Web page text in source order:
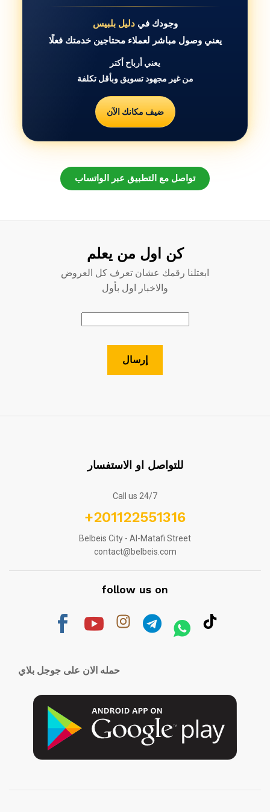
وجودك فيدليل بلبيس
يعني وصول مباشر لعملاء محتاجين خدمتك فعلًا
يعني أرباح أكتر
من غير مجهود تسويق وبأقل تكلفة
ضيف مكانك الآن
تواصل مع التطبيق عبر الواتساب
كن اول من يعلم
ابعتلنا رقمك عشان تعرف كل العروض
والاخبار اول بأول
للتواصل او الاستفسار
Call us 24/7
+201122551316
Belbeis City - Al-Matafi Street
contact@belbeis.com
follow us on
حمله الان على جوجل بلاي